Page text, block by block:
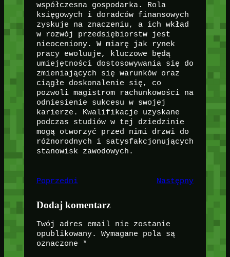
współczesna gospodarka. Rola
księgowych i doradców finansowych
zyskuje na znaczeniu, a ich wkład
w rozwój przedsiębiorstw jest
nieoceniony. W miarę jak rynek
pracy ewoluuje, kluczowe będą
umiejętności dostosowywania się do
zmieniających się warunków oraz
ciągłe doskonalenie się, co
pozwoli magistrom rachunkowości na
odniesienie sukcesu w swojej
karierze. Kwalifikacje uzyskane
podczas studiów w tej dziedzinie
mogą otworzyć przed nimi drzwi do
różnorodnych i satysfakcjonujących
stanowisk zawodowych.
Poprzedni Następny
Dodaj komentarz
Twój adres email nie zostanie
opublikowany.
Wymagane pola są
oznaczone
*